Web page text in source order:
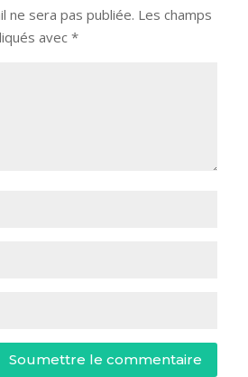
ne sera pas publiée. Les champs
avec *
Soumettre le commentaire